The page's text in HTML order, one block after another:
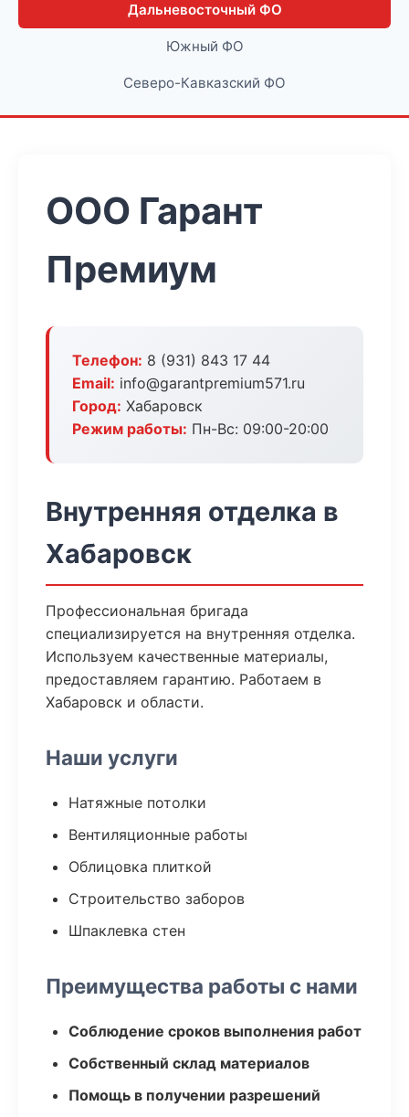
Дальневосточный ФО
Южный ФО
Северо-Кавказский ФО
ООО Гарант
Премиум
Телефон: 8 (931) 843 17 44
Email: info@garantpremium571.ru
Город: Хабаровск
Режим работы: Пн-Вс: 09:00-20:00
Внутренняя отделка в
Хабаровск
Профессиональная бригада
специализируется на внутренняя отделка.
Используем качественные материалы,
предоставляем гарантию. Работаем в
Хабаровск и области.
Наши услуги
Натяжные потолки
Вентиляционные работы
Облицовка плиткой
Строительство заборов
Шпаклевка стен
Преимущества работы с нами
Соблюдение сроков выполнения работ
Собственный склад материалов
Помощь в получении разрешений